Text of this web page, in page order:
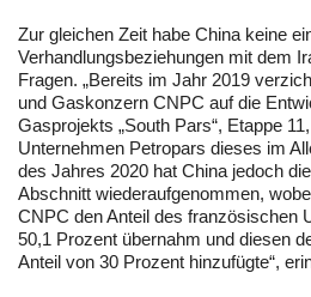
Zur gleichen Zeit habe China keine
Verhandlungsbeziehungen mit dem
Fragen. „Bereits im Jahr 2019
und Gaskonzern CNPC auf die
Gasprojekts „South Pars“, Etappe
Unternehmen Petropars dieses im
des Jahres 2020 hat China jedoch
Abschnitt wiederaufgenommen,
CNPC den Anteil des französischen
50,1 Prozent übernahm und diesen
Anteil von 30 Prozent hinzufügte“,